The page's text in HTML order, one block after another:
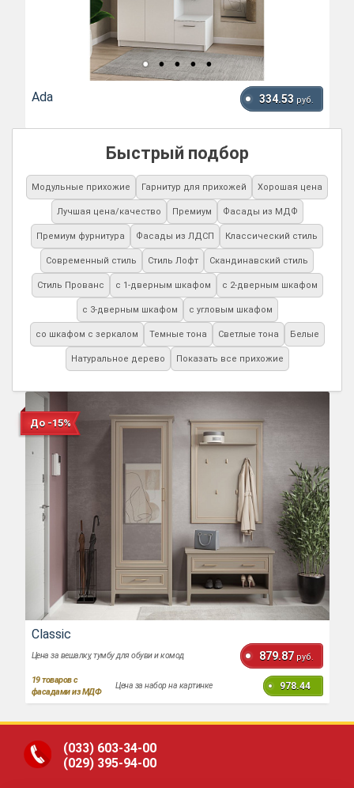
Ada 334.53 руб.
Быстрый подбор
Модульные прихожие Гарнитур для прихожей Хорошая цена
Лучшая цена/качество Премиум Фасады из МДФ
Премиум фурнитура Фасады из ЛДСП Классический стиль
Современный стиль Стиль Лофт Скандинавский стиль
Стиль Прованс с 1-дверным шкафом с 2-дверным шкафом
с 3-дверным шкафом с угловым шкафом
со шкафом с зеркалом Темные тона Светлые тона Белые
Натуральное дерево Показать все прихожие
До -15%
Classic
Цена за вешалку, тумбу для обуви и комод 879.87 руб.
19товаров с
фасадами из МДФ
Цена за набор на картинке 978.44
(033) 603-34-00
(029) 395-94-00